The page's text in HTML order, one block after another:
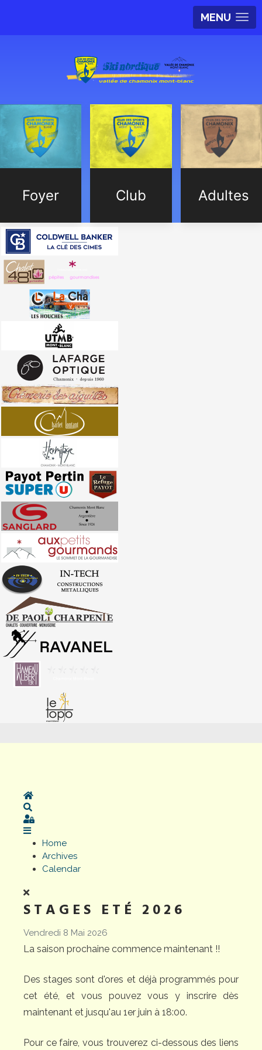
MENU
Foyer Club Adultes
Home
Sign In
Home
Archives
Calendar
STAGES ETÉ 2026
Vendredi 8 Mai 2026
La saison prochaine commence maintenant !!
Des stages sont d'ores et déjà programmés pour
cet été, et vous pouvez vous y inscrire dès
maintenant et jusqu'au 1er juin à 18:00.
Pour ce faire, vous trouverez ci-dessous des liens